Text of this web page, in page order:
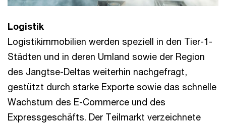
Logistik
Logistikimmobilien werden speziell in den Tier-1-
Städten und in deren Umland sowie der Region
des Jangtse-Deltas weiterhin nachgefragt,
gestützt durch starke Exporte sowie das schnelle
Wachstum des E-Commerce und des
Expressgeschäfts. Der Teilmarkt verzeichnete